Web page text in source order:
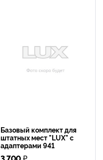
Базовый комплект для
штатных мест "LUX" с
адаптерами 941